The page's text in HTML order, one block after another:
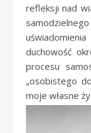
refleksji nad
duchowość
procesu
„osobistego
moje własne